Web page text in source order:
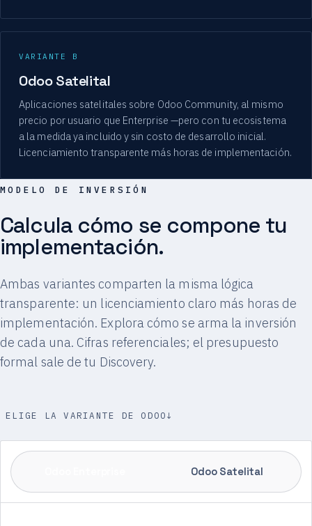
VARIANTE B
Odoo Satelital
Aplicaciones satelitales sobre Odoo Community, al mismo
precio por usuario que Enterprise —pero con tu ecosistema
a la medida ya incluido y sin costo de desarrollo inicial.
Licenciamiento transparente más horas de implementación.
MODELO DE INVERSIÓN
Calcula cómo se compone tu
implementación.
Ambas variantes comparten la misma lógica
transparente: un licenciamiento claro más horas de
implementación. Explora cómo se arma la inversión
de cada una. Cifras referenciales; el presupuesto
formal sale de tu Discovery.
ELIGE LA VARIANTE DE ODOO↓
Odoo Satelital